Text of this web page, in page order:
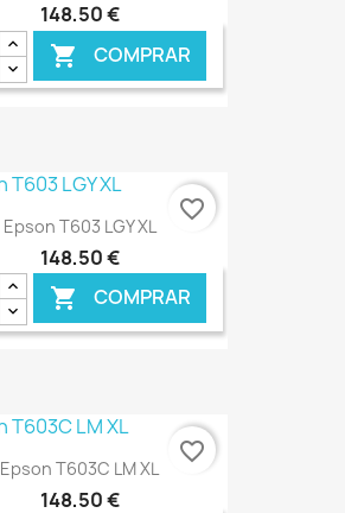
148,50 €
 COMPRAR
€ ONLINE
Epson T603 LGY XL
148,50 €
 COMPRAR
€ ONLINE
favorite_border
Epson T603C LM XL
148,50 €
favorite_border